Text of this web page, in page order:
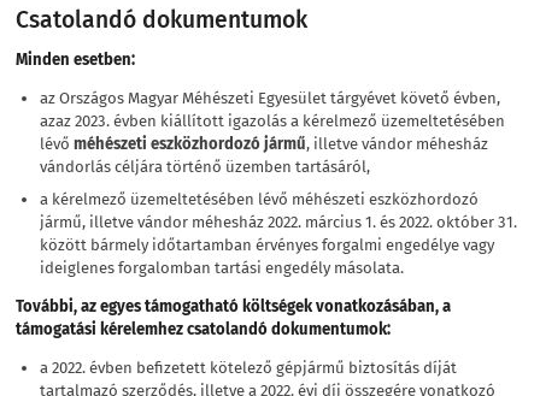
Csatolandó dokumentumok
Minden esetben:
az Országos Magyar Méhészeti Egyesület tárgyévet követő évben,
azaz 2023. évben kiállított igazolás a kérelmező üzemeltetésében
lévőméhészeti eszközhordozó jármű, illetve vándor méhesház
vándorlás céljára történő üzemben tartásáról,
a kérelmező üzemeltetésében lévő méhészeti eszközhordozó
jármű, illetve vándor méhesház 2022. március 1. és 2022. október 31.
között bármely időtartamban érvényes forgalmi engedélye vagy
ideiglenes forgalomban tartási engedély másolata.
További, az egyes támogatható költségek vonatkozásában, a
támogatási kérelemhez csatolandó dokumentumok:
a 2022. évben befizetett kötelező gépjármű biztosítás díját
tartalmazó szerződés, illetve a 2022. évi díj összegére vonatkozó